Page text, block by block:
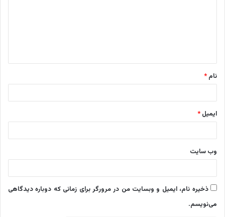
*
نام *
ایمیل *
وب‌ سایت
ذخیره نام، ایمیل و وبسایت من در مرورگر برای زمانی که دوباره دیدگاهی
می‌نویسم.